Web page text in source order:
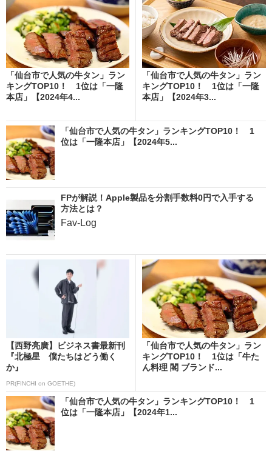
「仙台市で人気の牛タン」ラン
キングTOP10！ 1位は「一隆
本店」【2024年4...
「仙台市で人気の牛タン」ラン
キングTOP10！ 1位は「一隆
本店」【2024年3...
「仙台市で人気の牛タン」ランキングTOP10！ 1
位は「一隆本店」【2024年5...
FPが解説！Apple製品を分割手数料0円で入手する
方法とは？
Fav-Log
【西野亮廣】ビジネス書最新刊
『北極星 僕たちはどう働く
か』
PR(FINCHI on GOETHE)
「仙台市で人気の牛タン」ラン
キングTOP10！ 1位は「牛た
ん料理 閣 ブランド...
「仙台市で人気の牛タン」ランキングTOP10！ 1
位は「一隆本店」【2024年1...